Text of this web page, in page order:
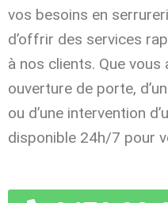
vos besoins en
d’offrir des services
à nos clients. Que vous
ouverture de porte,
ou d’une intervention
disponible 24h/7 pour